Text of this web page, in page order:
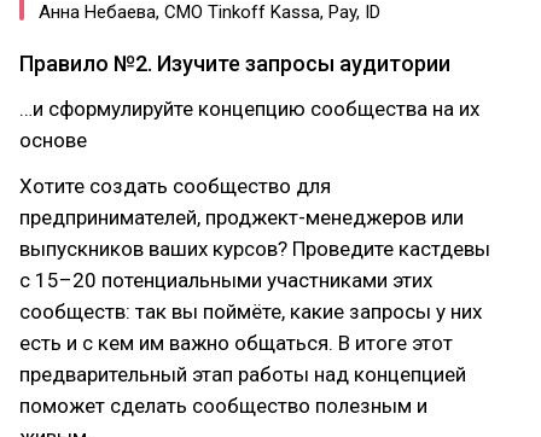
Анна Небаева, СМО Tinkoff Kassa, Pay, ID
Правило №2. Изучите запросы аудитории
…и сформулируйте концепцию сообщества на их
основе
Хотите создать сообщество для
предпринимателей, проджект-менеджеров или
выпускников ваших курсов? Проведите кастдевы
с 15–20 потенциальными участниками этих
сообществ: так вы поймёте, какие запросы у них
есть и с кем им важно общаться. В итоге этот
предварительный этап работы над концепцией
поможет сделать сообщество полезным и